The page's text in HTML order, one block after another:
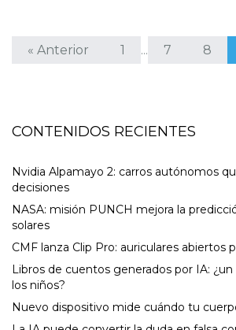
« Anterior 1 … 7 8
CONTENIDOS RECIENTES
Nvidia Alpamayo 2: carros autónomos
decisiones
NASA: misión PUNCH mejora la
solares
CMF lanza Clip Pro: auriculares abiertos
Libros de cuentos generados por IA:
los niños?
Nuevo dispositivo mide cuándo tu